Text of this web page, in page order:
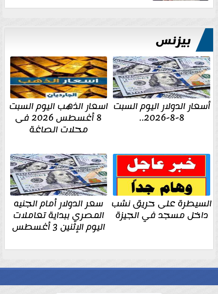
بيزنس
أسعار الدولار اليوم السبت
8-8-2026..
اسعار الذهب اليوم السبت
8 أغسطس 2026 فى
محلات الصاغة
السيطرة على حريق نشب
داخل مسجد في الجيزة
سعر الدولار أمام الجنيه
المصري ببداية تعاملات
اليوم الإثنين 3 أغسطس